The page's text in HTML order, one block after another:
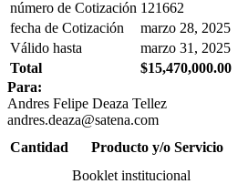
número de Cotización 121662
fecha de Cotización
marzo 28, 2025
Válido hasta
marzo 31, 2025
Total
$15,470,000.00
Para:
Andres Felipe Deaza Tellez
andres.deaza@satena.com
Cantidad
Producto y/o Servicio
Booklet institucional